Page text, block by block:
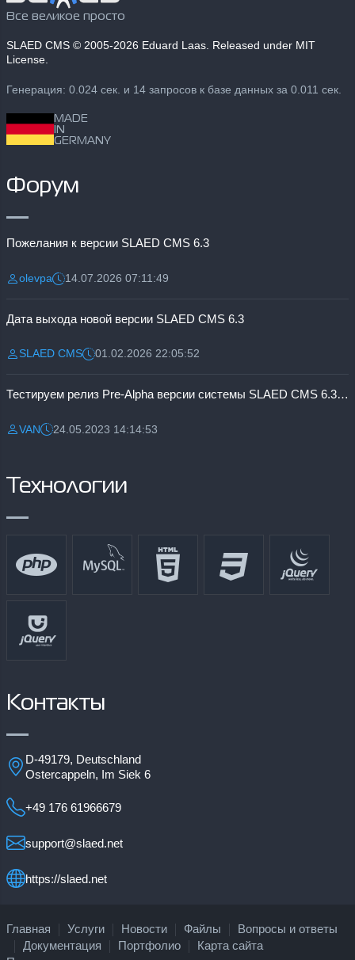
Все великое просто
SLAED CMS © 2005-2026 Eduard Laas. Released under MIT
License.
Генерация: 0.024 сек. и 14 запросов к базе данных за 0.011 сек.
MADE
IN
GERMANY
Форум
Пожелания к версии SLAED CMS 6.3
Разместил:
olevpaДата:14.07.2026 07:11:49
Дата выхода новой версии SLAED CMS 6.3
Разместил:
SLAED CMSДата:01.02.2026 22:05:52
Тестируем релиз Pre-Alpha версии системы SLAED CMS 6.3 Pro
Разместил:
VANДата:24.05.2023 14:14:53
Технологии
Контакты
D-49179, Deutschland
Ostercappeln, Im Siek 6
+49 176 61966679
support@slaed.net
https://slaed.net
Главная Услуги Новости Файлы
Вопросы и ответы
Документация
Портфолио
Карта сайта